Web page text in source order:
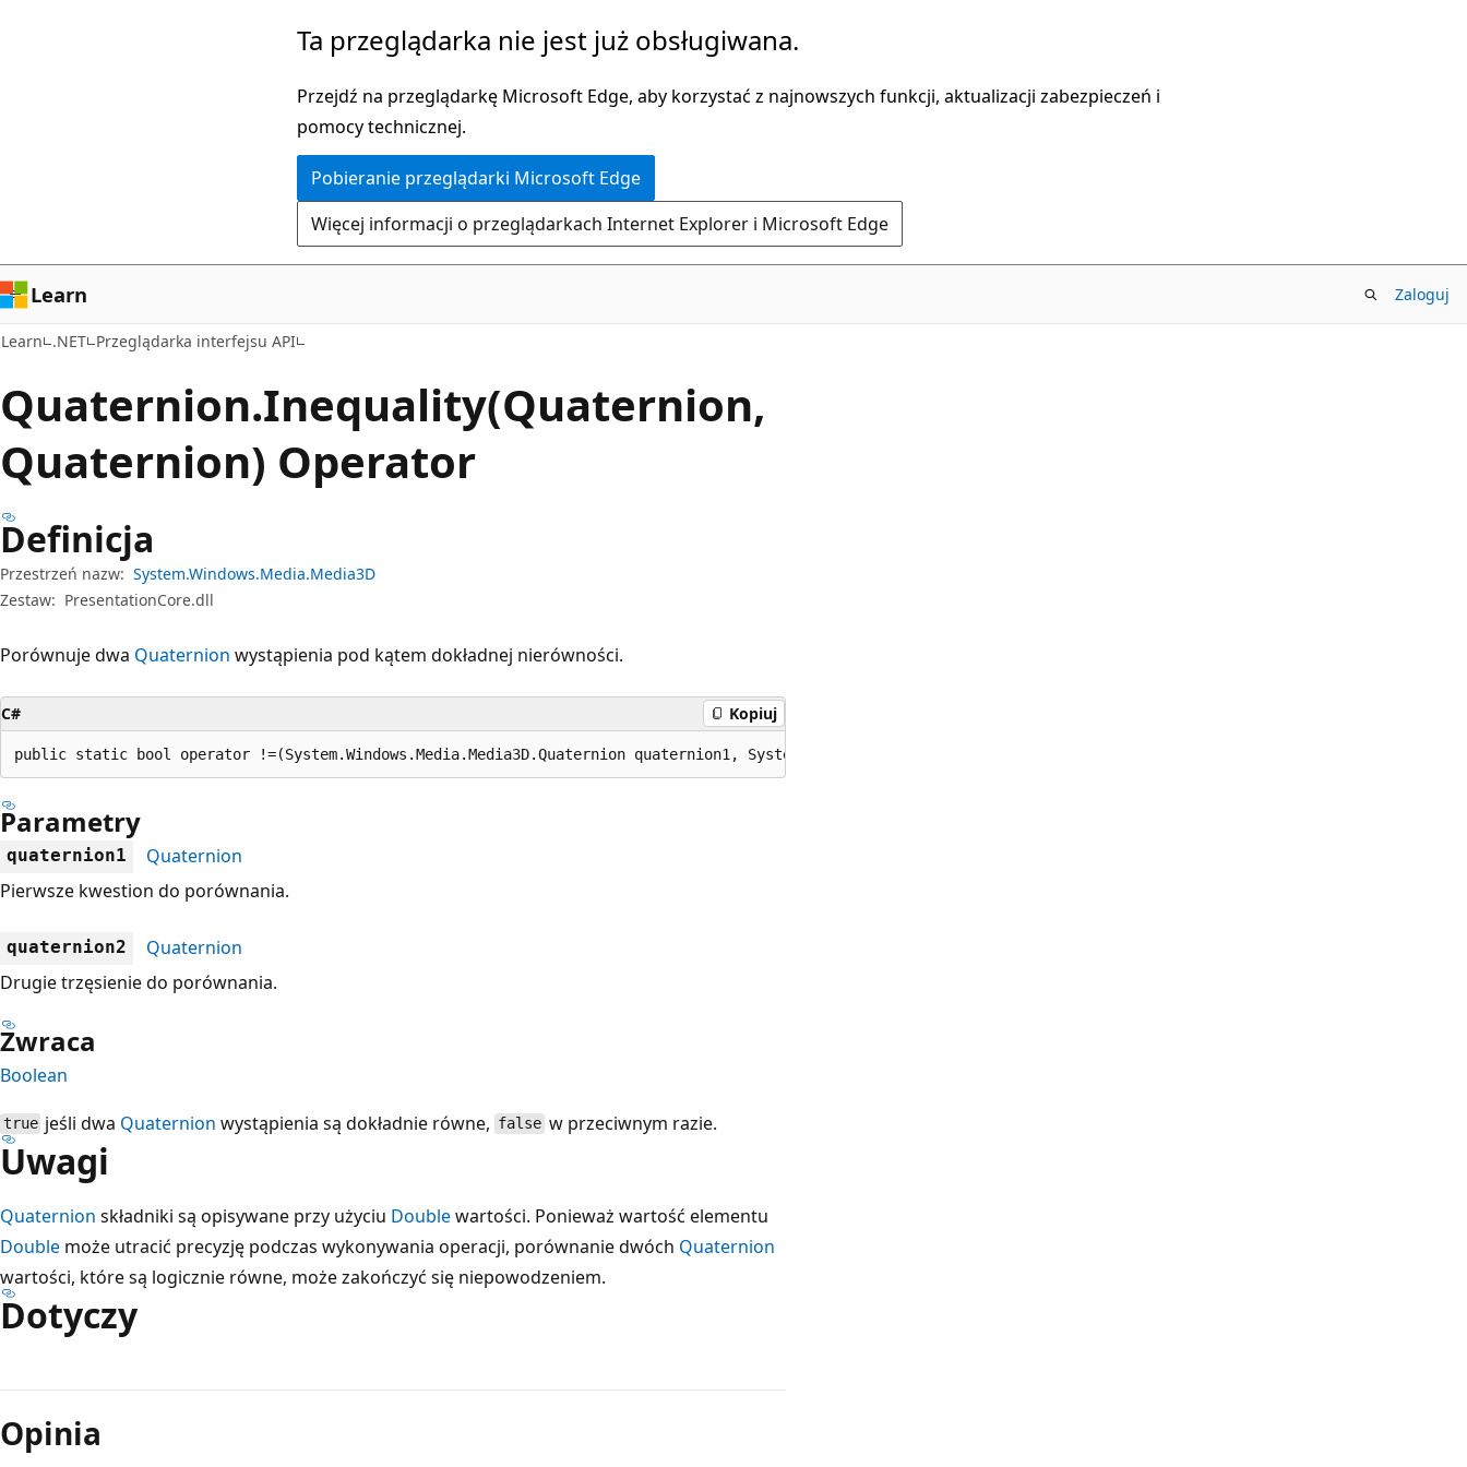
Ta przeglądarka nie jest już obsługiwana.
Przejdź na przeglądarkę Microsoft Edge, aby korzystać z najnowszych funkcji, aktualizacji zabezpieczeń i
pomocy technicznej.
Pobieranie przeglądarki Microsoft Edge
Więcej informacji o przeglądarkach Internet Explorer i Microsoft Edge
Learn Zaloguj
Learn .NET Przeglądarka interfejsu API
Quaternion.Inequality(Quaternion,
Quaternion) Operator
Definicja
Przestrzeń nazw: System.Windows.Media.Media3D
Zestaw: PresentationCore.dll
Porównuje dwa Quaternion wystąpienia pod kątem dokładnej nierówności.
C# Kopiuj
public static bool operator !=(System.Windows.Media.Media3D.Quaternion quaternion1, System.Windows.Media.Media3D.Quaternion quaternion2);
Parametry
quaternion1
Quaternion
Pierwsze kwestion do porównania.
quaternion2
Quaternion
Drugie trzęsienie do porównania.
Zwraca
Boolean
true jeśli dwa Quaternion wystąpienia są dokładnie równe, falsew przeciwnym razie.
Uwagi
Quaternion składniki są opisywane przy użyciu Doublewartości. Ponieważ wartość elementu
Double może utracić precyzję podczas wykonywania operacji, porównanie dwóch Quaternion
wartości, które są logicznie równe, może zakończyć się niepowodzeniem.
Dotyczy
odczytu
wyłączony
Opinia